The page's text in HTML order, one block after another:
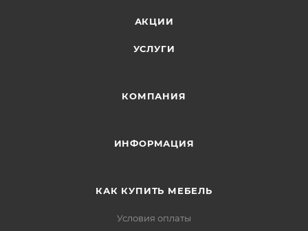
АКЦИИ
УСЛУГИ
КОМПАНИЯ
ИНФОРМАЦИЯ
КАК КУПИТЬ МЕБЕЛЬ
Условия оплаты